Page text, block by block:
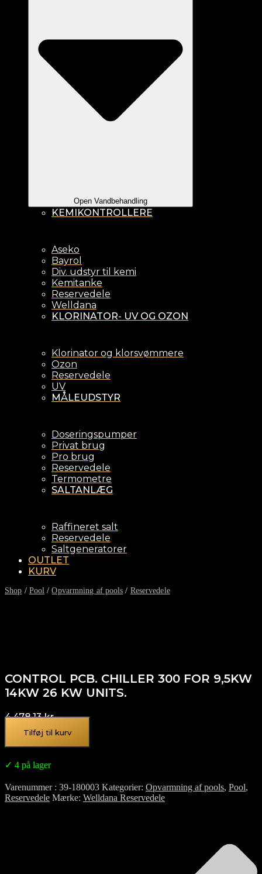
Open Vandbehandling
KEMIKONTROLLERE
Aseko
Bayrol
Div. udstyr til kemi
Kemitanke
Reservedele
Welldana
KLORINATOR- UV OG OZON
Klorinator og klorsvømmere
Ozon
Reservedele
UV
MÅLEUDSTYR
Doseringspumper
Privat brug
Pro brug
Reservedele
Termometre
SALTANLÆG
Raffineret salt
Reservedele
Saltgeneratorer
OUTLET
KURV
Shop / Pool /Opvarmning af pools / Reservedele
CONTROL PCB. CHILLER 300 FOR 9,5KW
14KW 26 KW UNITS.
4.478,13kr.
Tilføj til kurv
✓ 4 på lager
Varenummer 39-180003 Kategorier Opvarmning af pools, Pool,
Reservedele Mærke Welldana Reservedele